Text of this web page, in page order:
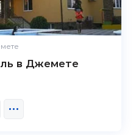
в Джемете